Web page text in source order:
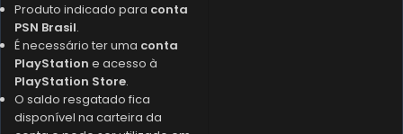
Produto indicado para conta
PSN Brasil.
É necessário ter uma conta
PlayStation e acesso à
PlayStation Store.
O saldo resgatado fica
disponível na carteira da